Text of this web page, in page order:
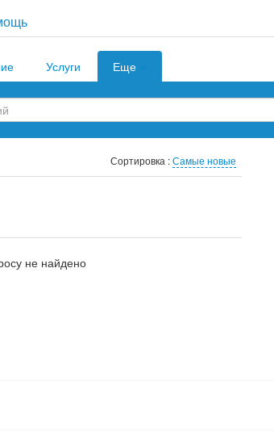
Услуги Еще
Сортировка :Самые новые
не найдено